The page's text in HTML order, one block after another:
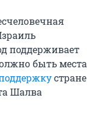
поддерживает
быть места
стране
Шалва